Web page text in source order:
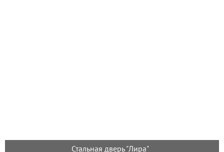
Стальная дверь "Лира"